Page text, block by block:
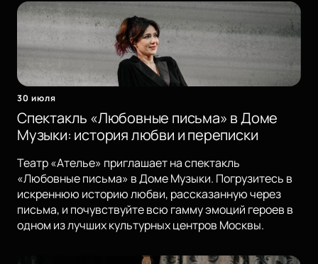
30 июля
Спектакль «Любовные письма» в Доме
Музыки: история любви и переписки
Театр «Ателье» приглашает на спектакль
«Любовные письма» в Доме Музыки. Погрузитесь в
искреннюю историю любви, рассказанную через
письма, и почувствуйте всю гамму эмоций героев в
одном из лучших культурных центров Москвы.